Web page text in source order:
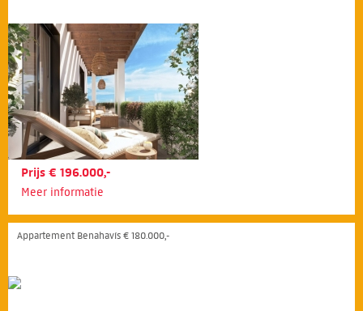
Prijs € 196.000,-
Meer informatie
Appartement Benahavís € 180.000,-